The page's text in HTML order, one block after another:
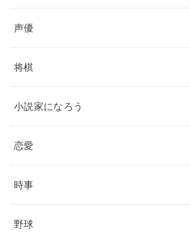
声優
将棋
小説家になろう
恋愛
時事
野球